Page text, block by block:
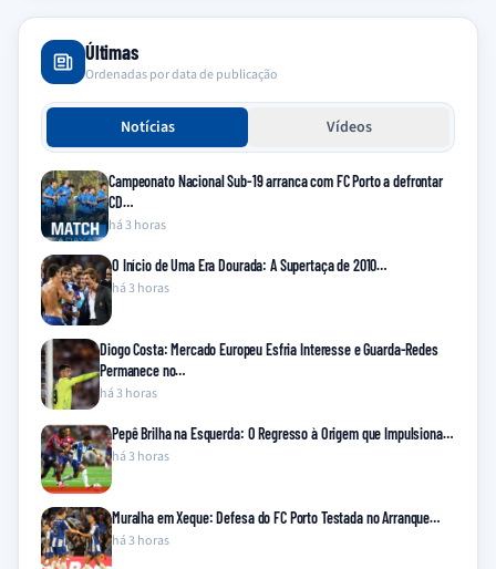
Últimas
Ordenadas por data de publicação
Notícias Vídeos
Campeonato Nacional Sub-19 arranca com FC Porto a defrontar
CD…
há 3 horas
O Início de Uma Era Dourada: A Supertaça de 2010…
há 3 horas
Diogo Costa: Mercado Europeu Esfria Interesse e Guarda-Redes
Permanece no…
há 3 horas
Pepê Brilha na Esquerda: O Regresso à Origem que Impulsiona…
há 3 horas
Muralha em Xeque: Defesa do FC Porto Testada no Arranque…
há 3 horas